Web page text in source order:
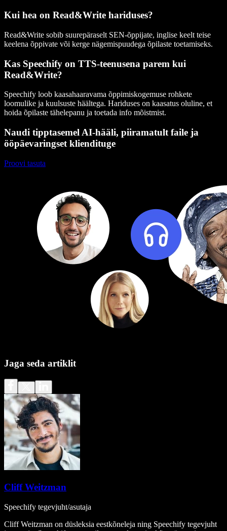
Kui hea on Read&Write hariduses?
Read&Write sobib suurepäraselt SEN-õppijate, inglise keelt teise
keelena õppivate või kerge nägemispuudega õpilaste toetamiseks.
Kas Speechify on TTS-teenusena parem kui
Read&Write?
Speechify loob kaasahaaravama õppimiskogemuse rohkete
loomulike ja kuulsuste häältega. Hariduses on kaasatus oluline, et
hoida õpilaste tähelepanu ja toetada info mõistmist.
Naudi tipptasemel AI-hääli, piiramatult faile ja
ööpäevaringset kliendituge
Proovi tasuta
Jaga seda artiklit
Cliff Weitzman
Speechify tegevjuht/asutaja
Cliff Weitzman on düsleksia eestkõneleja ning Speechify tegevjuht